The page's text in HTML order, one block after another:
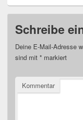
Schreibe
Deine E-Mail-Adresse
sind mit * markiert
Kommentar